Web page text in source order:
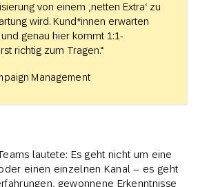
von einem ‚netten Extra‘ zu
wird. Kund*innen erwarten
genau hier kommt 1:1-
richtig zum Tragen.“
Management
lautete: Es geht nicht um eine
einen einzelnen Kanal – es geht
gewonnene Erkenntnisse